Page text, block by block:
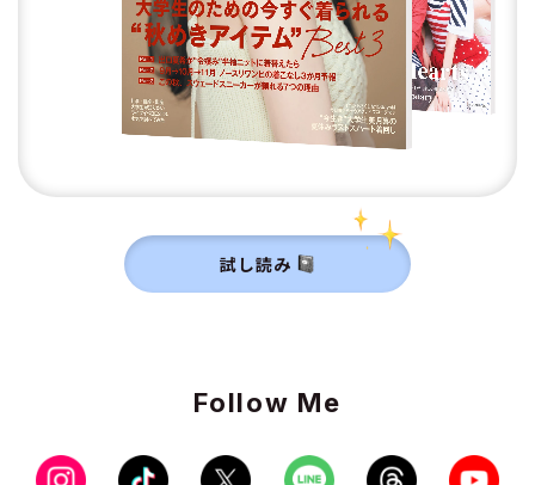
試し読み
Follow Me